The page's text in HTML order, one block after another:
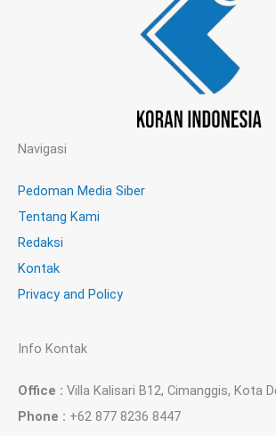
Navigasi
Pedoman Media Siber
Tentang Kami
Redaksi
Kontak
Privacy and Policy
Info Kontak
Office : Villa Kalisari B12, Cimanggis, Kota
Phone : +62 877 8236 8447